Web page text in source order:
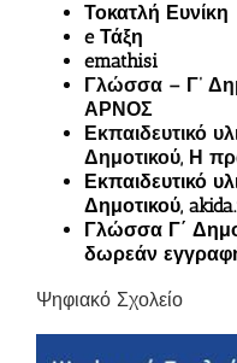
Τοκατλή Ευνίκη
e Τάξη
emathisi
Γλώσσα – Γ’
ΑΡΝΟΣ
Εκπαιδευτικό
Δημοτικού, Η
Εκπαιδευτικό
Δημοτικού,
Γλώσσα Γ΄
δωρεάν
Ψηφιακό Σχολείο